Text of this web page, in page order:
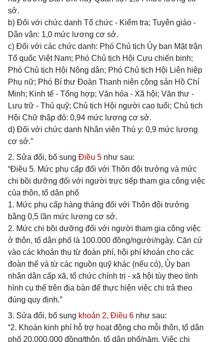
sở.
b) Đối với chức danh Tổ chức - Kiểm tra; Tuyên giáo -
Dân vận: 1,0 mức lương cơ sở.
c) Đối với các chức danh: Phó Chủ tịch Ủy ban Mặt trận
Tổ quốc Việt Nam; Phó Chủ tịch Hội Cựu chiến binh;
Phó Chủ tịch Hội Nông dân; Phó Chủ tịch Hội Liên hiệp
Phụ nữ; Phó Bí thư Đoàn Thanh niên cộng sản Hồ Chí
Minh; Kinh tế - Tổng hợp; Văn hóa - Xã hội; Văn thư -
Lưu trữ - Thủ quỹ; Chủ tịch Hội người cao tuổi; Chủ tịch
Hội Chữ thập đỏ: 0,94 mức lương cơ sở.
d) Đối với chức danh Nhân viên Thú y: 0,9 mức lương
cơ sở.”
2. Sửa đổi, bổ sung Điều 5 như sau:
“Điều 5. Mức phụ cấp đối với Thôn đội trưởng và mức
chi bồi dưỡng đối với người trực tiếp tham gia công việc
của thôn, tổ dân phố
1. Mức phụ cấp hàng tháng đối với Thôn đội trưởng
bằng 0,5 lần mức lương cơ sở.
2. Mức chi bồi dưỡng đối với người tham gia công việc
ở thôn, tổ dân phố là 100.000 đồng/người/ngày. Căn cứ
vào các khoản thu từ đoàn phí, hội phí khoán cho các
đoàn thể và từ các nguồn quỹ khác (nếu có), Ủy ban
nhân dân cấp xã, tổ chức chính trị - xã hội tùy theo tình
hình cụ thể trên địa bàn để thực hiện việc chi trả theo
đúng quy định.”
3. Sửa đổi, bổ sung khoản 2, Điều 6 như sau:
“2. Khoán kinh phí hỗ trợ hoạt động cho mỗi thôn, tổ dân
phố 20.000.000 đồng/thôn, tổ dân phố/năm. Việc chi